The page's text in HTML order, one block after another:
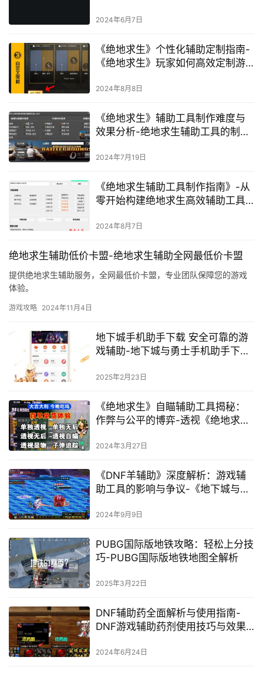
2024年6月7日
《绝地求生》个性化辅助定制指南-
《绝地求生》玩家如何高效定制游
2024年8月8日
《绝地求生》辅助工具制作难度与
效果分析-绝地求生辅助工具的制作
2024年7月19日
《绝地求生辅助工具制作指南》-从
零开始构建绝地求生高效辅助工具
2024年8月7日
绝地求生辅助低价卡盟-绝地求生辅助全网最低价卡盟
提供绝地求生辅助服务，全网最低价卡盟，专业团队保障您的游戏
体验。
游戏攻略 2024年11月4日
地下城手机助手下载 安全可靠的游
戏辅助-地下城与勇士手机助手下载
2025年2月23日
《绝地求生》自瞄辅助工具揭秘：
作弊与公平的博弈-透视《绝地求
2024年3月27日
《DNF羊辅助》深度解析：游戏辅
助工具的影响与争议-《地下城与勇
是破坏游戏平衡？
2024年9月9日
PUBG国际版地铁攻略：轻松上分技
巧-PUBG国际版地铁地图全解析
2025年3月22日
DNF辅助药全面解析与使用指南-
DNF游戏辅助药剂使用技巧与效果
2024年6月24日